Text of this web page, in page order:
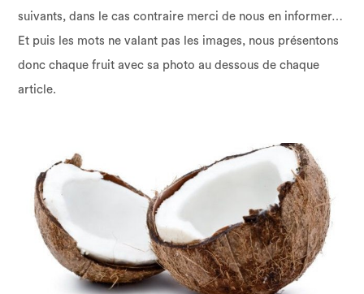
suivants, dans le cas contraire merci de nous en informer…
Et puis les mots ne valant pas les images, nous présentons
donc chaque fruit avec sa photo au dessous de chaque
article.